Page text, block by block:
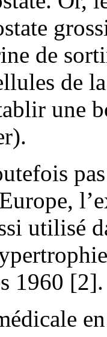
de
de
une
utilisé
1960 [2].